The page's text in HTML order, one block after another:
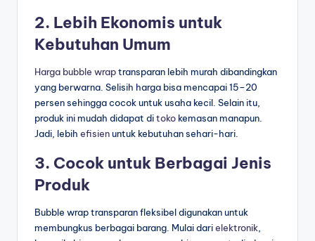
2. Lebih Ekonomis untuk
Kebutuhan Umum
Harga bubble wraptransparan lebih murah dibandingkan
yang berwarna. Selisih harga bisa mencapai 15–20
persen sehingga cocok untuk usaha kecil. Selain itu,
produk ini mudah didapat ditoko kemasan manapun.
Jadi, lebih efisienuntuk kebutuhan sehari-hari.
3. Cocok untuk Berbagai Jenis
Produk
Bubble wrap transparan fleksibel digunakan untuk
membungkus berbagai barang. Mulai darielektronik,